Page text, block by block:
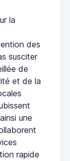
la
des
susciter
de
et de la
une
rapide